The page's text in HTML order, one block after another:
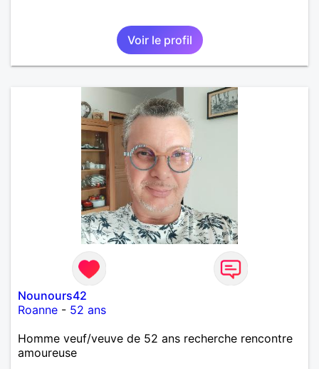
Voir le profil
Nounours42
Roanne - 52 ans
Homme veuf/veuve de 52 ans recherche rencontre
amoureuse